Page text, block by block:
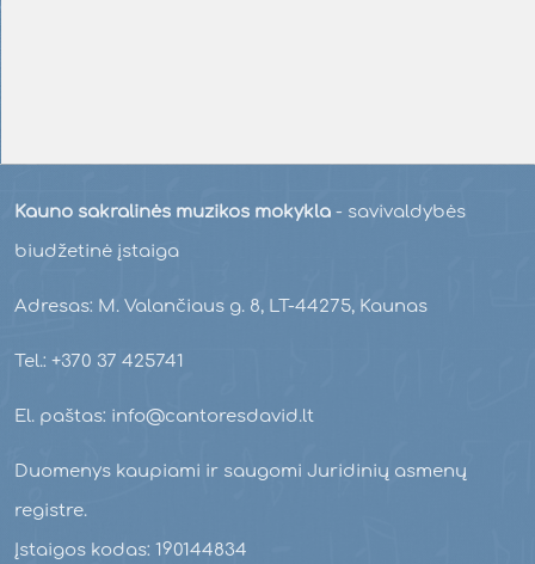
Kauno sakralinės muzikos mokykla - savivaldybės
biudžetinė įstaiga
Adresas: M. Valančiaus g. 8, LT-44275, Kaunas
Tel.: +370 37 425741
El. paštas: info@cantoresdavid.lt
Duomenys kaupiami ir saugomi Juridinių asmenų
registre.
Įstaigos kodas: 190144834